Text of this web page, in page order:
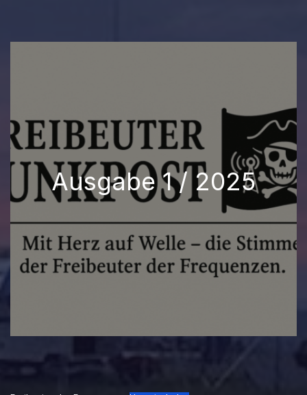
Ausgabe 1 / 2025